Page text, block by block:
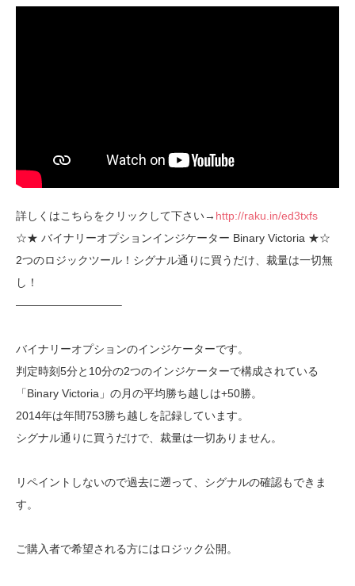
詳しくはこちらをクリックして下さい→ http://raku.in/ed3txfs
☆★ バイナリーオプションインジケーター Binary Victoria ★☆
2つのロジックツール！シグナル通りに買うだけ、裁量は一切無
し！
—————————–
バイナリーオプションのインジケーターです。
判定時刻5分と10分の2つのインジケーターで構成されている
「Binary Victoria」の月の平均勝ち越しは+50勝。
2014年は年間753勝ち越しを記録しています。
シグナル通りに買うだけで、裁量は一切ありません。
リペイントしないので過去に遡って、シグナルの確認もできま
す。
ご購入者で希望される方にはロジック公開。